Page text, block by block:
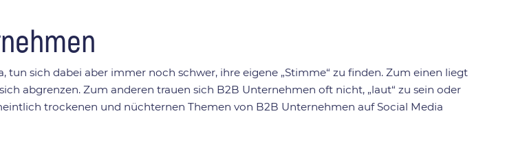
sich dabei aber immer noch schwer, ihre eigene „Stimme“ zu finden. Zum einen liegt
abgrenzen. Zum anderen trauen sich B2B Unternehmen oft nicht, „laut“ zu sein oder
trockenen und nüchternen Themen von B2B Unternehmen auf Social Media